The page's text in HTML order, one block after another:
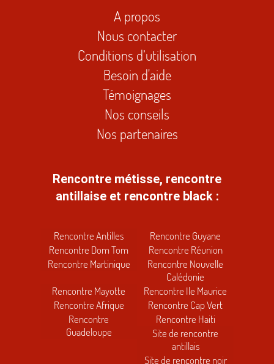
A propos
Nous contacter
Conditions d’utilisation
Besoin d'aide
Témoignages
Nos conseils
Nos partenaires
Rencontre métisse, rencontre
antillaise et rencontre black :
Rencontre Antilles
Rencontre Dom Tom
Rencontre Martinique
Rencontre Guyane
Rencontre Réunion
Rencontre Nouvelle
Calédonie
Rencontre Mayotte
Rencontre Afrique
Rencontre
Guadeloupe
Rencontre Ile Maurice
Rencontre Cap Vert
Rencontre Haiti
Site de rencontre
antillais
Site de rencontre noir